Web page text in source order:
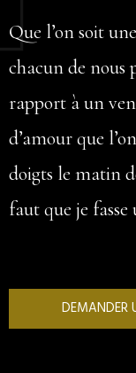
Que l’on soit
chacun de nous
rapport à un
d’amour que
doigts le matin
faut que je
DEMANDER